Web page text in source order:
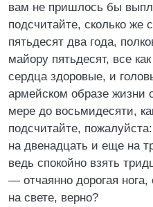
вам не пришлось бы
подсчитайте, сколько же
пятьдесят два года,
майору пятьдесят, все
сердца здоровые, и
армейском образе жизни
мере до восьмидесяти,
подсчитайте,
на двенадцать и еще на
ведь спокойно взять
— отчаянно дорогая
на свете, верно?